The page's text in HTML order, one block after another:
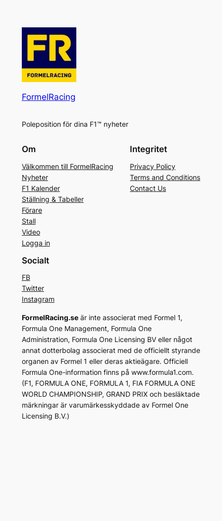
FormelRacing
Poleposition för dina F1™ nyheter
Om
Välkommen till FormelRacing
Nyheter
F1 Kalender
Ställning & Tabeller
Förare
Stall
Video
Logga in
Integritet
Privacy Policy
Terms and Conditions
Contact Us
Socialt
FB
Twitter
Instagram
FormelRacing.seär inte associerat med Formel 1,
Formula One Management, Formula One
Administration, Formula One Licensing BV eller något
annat dotterbolag associerat med de officiellt styrande
organen av Formel 1 eller deras aktieägare. Officiell
Formula One-information finns på www.formula1.com.
(F1, FORMULA ONE, FORMULA 1, FIA FORMULA ONE
WORLD CHAMPIONSHIP, GRAND PRIX och besläktade
märkningar är varumärkesskyddade av Formel One
Licensing B.V.)